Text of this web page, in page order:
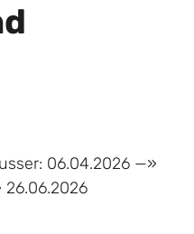
06.04.2026 —»
26.06.2026